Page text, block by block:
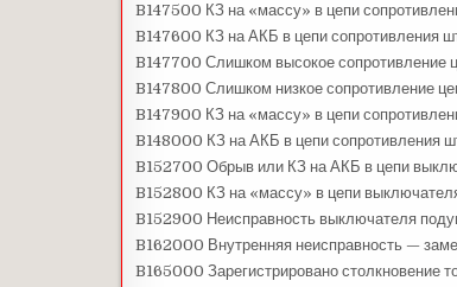
B147500 КЗ на «массу» в цепи
B147600 КЗ на АКБ в цепи сопротивления
B147700 Слишком высокое сопротивление
B147800 Слишком низкое сопротивление
B147900 КЗ на «массу» в цепи
B148000 КЗ на АКБ в цепи сопротивления
B152700 Обрыв или КЗ на АКБ в цепи
B152800 КЗ на «массу» в цепи
B152900 Неисправность выключателя
B162000 Внутренняя неисправность —
B165000 Зарегистрировано столкновение